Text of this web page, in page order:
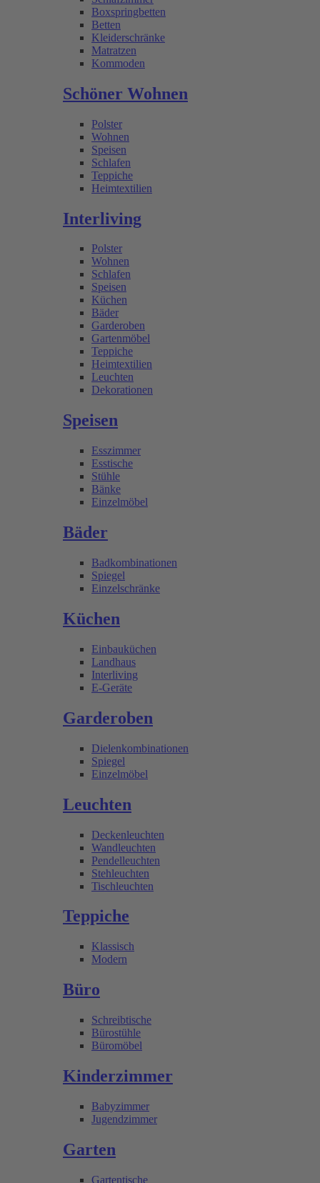
Boxspringbetten
Betten
Kleiderschränke
Matratzen
Kommoden
Schöner Wohnen
Polster
Wohnen
Speisen
Schlafen
Teppiche
Heimtextilien
Interliving
Polster
Wohnen
Schlafen
Speisen
Küchen
Bäder
Garderoben
Gartenmöbel
Teppiche
Heimtextilien
Leuchten
Dekorationen
Speisen
Esszimmer
Esstische
Stühle
Bänke
Einzelmöbel
Bäder
Badkombinationen
Spiegel
Einzelschränke
Küchen
Einbauküchen
Landhaus
Interliving
E-Geräte
Garderoben
Dielenkombinationen
Spiegel
Einzelmöbel
Leuchten
Deckenleuchten
Wandleuchten
Pendelleuchten
Stehleuchten
Tischleuchten
Teppiche
Klassisch
Modern
Büro
Schreibtische
Bürostühle
Büromöbel
Kinderzimmer
Babyzimmer
Jugendzimmer
Garten
Gartentische